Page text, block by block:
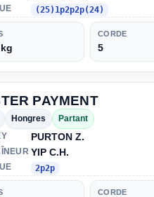
(25)1p2p2p(24)
CORDE
5
PAYMENT
Hongres
Partant
PURTON Z.
YIP C.H.
2p2p
CORDE